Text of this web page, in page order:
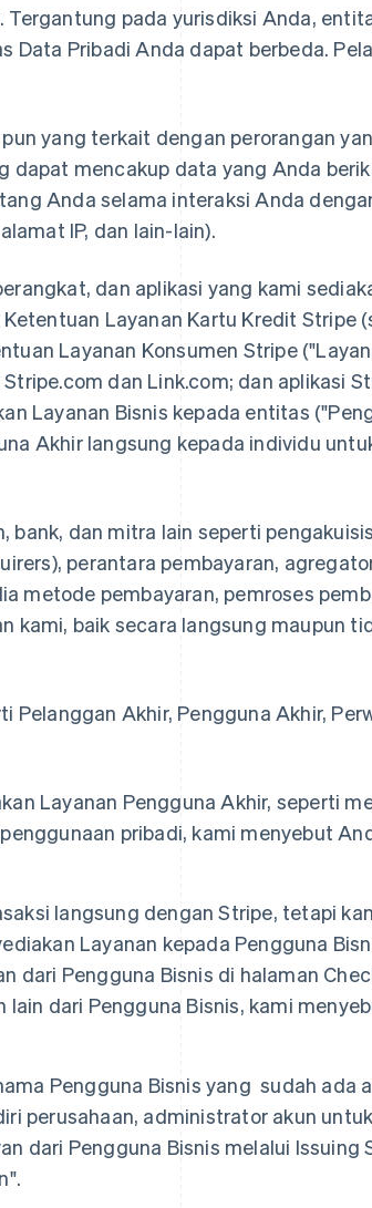
pada yurisdiksi Anda,
Pribadi Anda dapat berbeda.
yang terkait dengan perorangan
mencakup data yang Anda
Anda selama interaksi Anda
IP, dan lain-lain).
dan aplikasi yang kami
Layanan Kartu Kredit Stripe
Layanan Konsumen Stripe
dan Link.com; dan aplikasi
Layanan Bisnis kepada entitas
Akhir langsung kepada individu
bank, dan mitra lain seperti
, perantara pembayaran,
metode pembayaran, pemroses
kami, baik secara langsung maupun
Akhir, Pengguna Akhir,
Layanan Pengguna Akhir, seperti
pribadi, kami menyebut
langsung dengan Stripe, tetapi
Layanan kepada Pengguna
dari Pengguna Bisnis di halaman
dari Pengguna Bisnis, kami
Pengguna Bisnis yang sudah ada
perusahaan, administrator akun
dari Pengguna Bisnis melalui